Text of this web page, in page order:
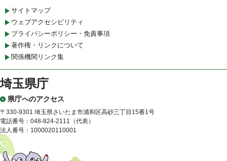
サイトマップ
ウェブアクセシビリティ
プライバシーポリシー・免責事項
著作権・リンクについて
関係機関リンク集
埼玉県庁
県庁へのアクセス
〒330-9301 埼玉県さいたま市浦和区高砂三丁目15番1号
電話番号：048-824-2111（代表）
法人番号：1000020110001